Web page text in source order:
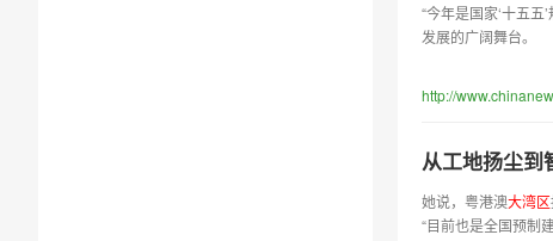
“今年是国家‘十五
发展的广阔舞台
http://
从工地扬尘到
她说，粤港澳大湾区
“目前也是全国预制